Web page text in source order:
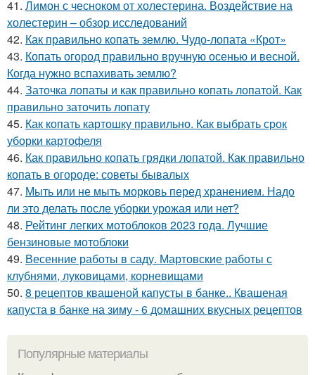
41. Лимон с чесноком от холестерина. Воздействие на
холестерин – обзор исследований
42. Как правильно копать землю. Чудо-лопата «Крот»
43. Копать огород правильно вручную осенью и весной.
Когда нужно вспахивать землю?
44. Заточка лопаты и как правильно копать лопатой. Как
правильно заточить лопату
45. Как копать картошку правильно. Как выбрать срок
уборки картофеля
46. Как правильно копать грядки лопатой. Как правильно
копать в огороде: советы бывалых
47. Мыть или не мыть морковь перед хранением. Надо
ли это делать после уборки урожая или нет?
48. Рейтинг легких мотоблоков 2023 года. Лучшие
бензиновые мотоблоки
49. Весенние работы в саду. Мартовские работы с
клубнями, луковицами, корневищами
50. 8 рецептов квашеной капусты в банке.. Квашеная
капуста в банке на зиму - 6 домашних вкусных рецептов
Популярные материалы